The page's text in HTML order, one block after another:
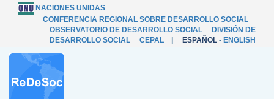
NACIONES UNIDAS
CONFERENCIA REGIONAL SOBRE DESARROLLO SOCIAL
OBSERVATORIO DE DESARROLLO SOCIAL
DIVISIÓN DE
DESARROLLO SOCIAL
CEPAL ESPAÑOL - ENGLISH